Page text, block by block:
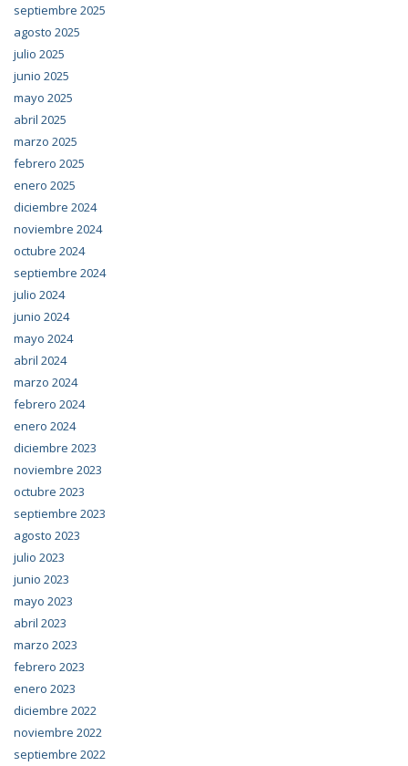
septiembre 2025
agosto 2025
julio 2025
junio 2025
mayo 2025
abril 2025
marzo 2025
febrero 2025
enero 2025
diciembre 2024
noviembre 2024
octubre 2024
septiembre 2024
julio 2024
junio 2024
mayo 2024
abril 2024
marzo 2024
febrero 2024
enero 2024
diciembre 2023
noviembre 2023
octubre 2023
septiembre 2023
agosto 2023
julio 2023
junio 2023
mayo 2023
abril 2023
marzo 2023
febrero 2023
enero 2023
diciembre 2022
noviembre 2022
septiembre 2022